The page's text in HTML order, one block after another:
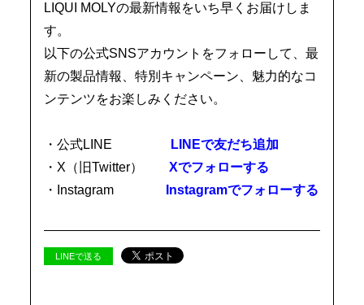
LIQUI MOLYの最新情報をいち早くお届けしま
す。
以下の公式SNSアカウントをフォローして、最
新の製品情報、特別キャンペーン、魅力的なコ
ンテンツをお楽しみください。
・公式LINE
LINEで友だち追加
・X（旧Twitter） Xでフォローする
・Instagram
Instagramでフォローする
LINEで送る